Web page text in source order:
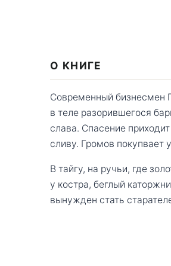
О КНИГЕ
Современный бизнесмен
в теле разорившегося
слава. Спасение
сливу. Громов покупвает
В тайгу, на ручьи, где
у костра, беглый
вынужден стать